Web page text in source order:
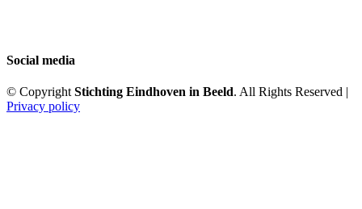
Social media
© CopyrightStichting Eindhoven in Beeld. All Rights Reserved |
Privacy policy